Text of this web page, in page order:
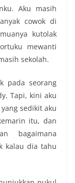
Aku masih
cowok di
kutolak
mewanti
sekolah.
pada seorang
Tapi, kini aku
sedikit aku
itu, dan
bagaimana
kalau dia tahu